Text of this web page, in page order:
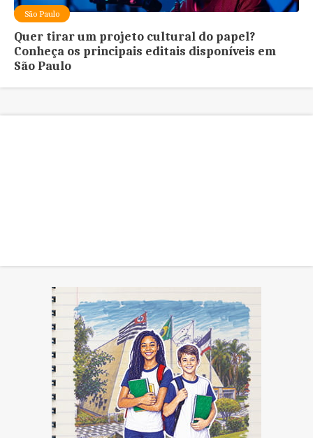
São Paulo
Quer tirar um projeto cultural do papel?
Conheça os principais editais disponíveis em
São Paulo